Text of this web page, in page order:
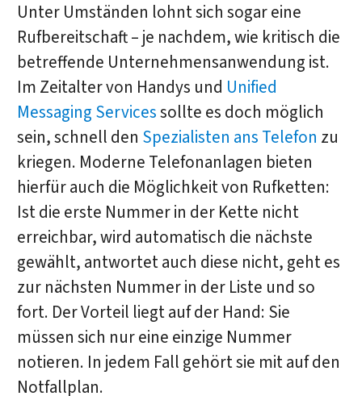
Unter Umständen lohnt sich sogar eine
Rufbereitschaft – je nachdem, wie kritisch die
betreffende Unternehmensanwendung ist.
Im Zeitalter von Handys und Unified
Messaging Servicessollte es doch möglich
sein, schnell den Spezialisten ans Telefon zu
kriegen. Moderne Telefonanlagen bieten
hierfür auch die Möglichkeit von Rufketten:
Ist die erste Nummer in der Kette nicht
erreichbar, wird automatisch die nächste
gewählt, antwortet auch diese nicht, geht es
zur nächsten Nummer in der Liste und so
fort. Der Vorteil liegt auf der Hand: Sie
müssen sich nur eine einzige Nummer
notieren. In jedem Fall gehört sie mit auf den
Notfallplan.